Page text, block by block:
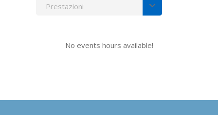
Prestazioni
No events hours available!